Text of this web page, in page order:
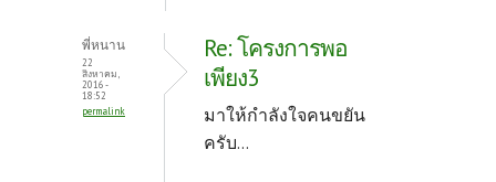
พี่หนาน
22
สิงหาคม,
2016 -
18:52
permalink
Re: โครงการพอ
เพียง3
มาให้กำลังใจคนขยัน
ครับ...